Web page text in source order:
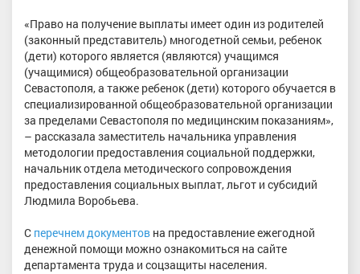
«Право на получение выплаты имеет один из родителей
(законный представитель) многодетной семьи, ребенок
(дети) которого является (являются) учащимся
(учащимися) общеобразовательной организации
Севастополя, а также ребенок (дети) которого обучается в
специализированной общеобразовательной организации
за пределами Севастополя по медицинским показаниям»,
– рассказала заместитель начальника управления
методологии предоставления социальной поддержки,
начальник отдела методического сопровождения
предоставления социальных выплат, льгот и субсидий
Людмила Воробьева.
С перечнем документов на предоставление ежегодной
денежной помощи можно ознакомиться на сайте
департамента труда и соцзащиты населения.